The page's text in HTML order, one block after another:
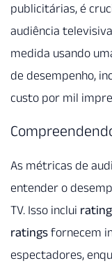
publicitárias, é
audiência
medida usando
de desempenho,
custo por mil
As métricas de
entender o
TV. Isso inclui
ratings fornecem
espectadores,